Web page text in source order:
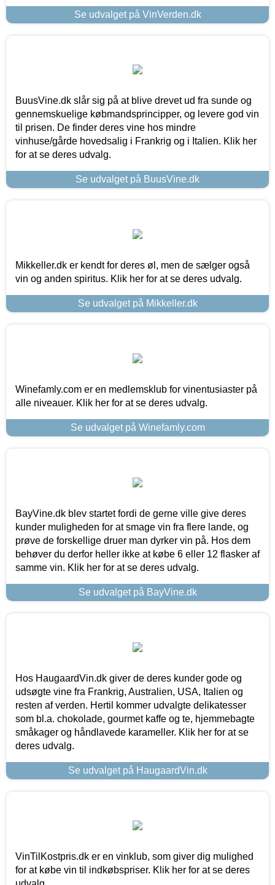
Se udvalget på VinVerden.dk
BuusVine.dk slår sig på at blive drevet ud fra sunde og
gennemskuelige købmandsprincipper, og levere god vin
til prisen. De finder deres vine hos mindre
vinhuse/gårde hovedsalig i Frankrig og i Italien. Klik her
for at se deres udvalg.
Se udvalget på BuusVine.dk
Mikkeller.dk er kendt for deres øl, men de sælger også
vin og anden spiritus. Klik her for at se deres udvalg.
Se udvalget på Mikkeller.dk
Winefamly.com er en medlemsklub for vinentusiaster på
alle niveauer. Klik her for at se deres udvalg.
Se udvalget på Winefamly.com
BayVine.dk blev startet fordi de gerne ville give deres
kunder muligheden for at smage vin fra flere lande, og
prøve de forskellige druer man dyrker vin på. Hos dem
behøver du derfor heller ikke at købe 6 eller 12 flasker af
samme vin. Klik her for at se deres udvalg.
Se udvalget på BayVine.dk
Hos HaugaardVin.dk giver de deres kunder gode og
udsøgte vine fra Frankrig, Australien, USA, Italien og
resten af verden. Hertil kommer udvalgte delikatesser
som bl.a. chokolade, gourmet kaffe og te, hjemmebagte
småkager og håndlavede karameller. Klik her for at se
deres udvalg.
Se udvalget på HaugaardVin.dk
VinTilKostpris.dk er en vinklub, som giver dig mulighed
for at købe vin til indkøbspriser. Klik her for at se deres